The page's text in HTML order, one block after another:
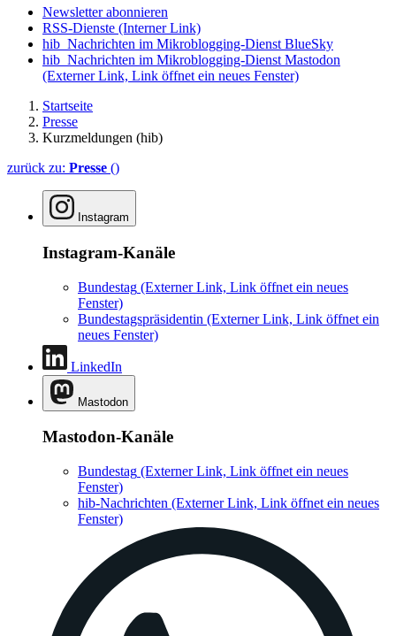
Newsletter abonnieren
RSS-Dienste (Interner Link)
hib_Nachrichten im Mikroblogging-Dienst BlueSky
hib_Nachrichten im Mikroblogging-Dienst Mastodon
(Externer Link, Link öffnet ein neues Fenster)
Startseite
Presse
Kurzmeldungen (hib)
zurück zu: Presse ()
Instagram
Instagram-Kanäle
Bundestag (Externer Link, Link öffnet ein neues
Fenster)
Bundestagspräsidentin (Externer Link, Link öffnet ein
neues Fenster)
LinkedIn
Mastodon
Mastodon-Kanäle
Bundestag (Externer Link, Link öffnet ein neues
Fenster)
hib-Nachrichten (Externer Link, Link öffnet ein neues
Fenster)